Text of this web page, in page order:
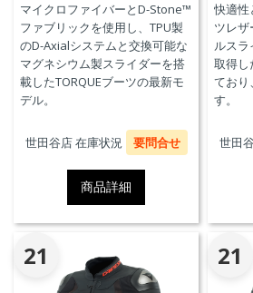
マイクロファイバーとD-Stone™
ファブリックを使用し、TPU製
のD-Axialシステムと交換可能な
マグネシウム製スライダーを搭
載したTORQUEブーツの最新モ
デル。
世田谷店 在庫状況 要問合せ
商品詳細
快適性
ツレザ
ルス
取得し
ており
す。
世田
21 21